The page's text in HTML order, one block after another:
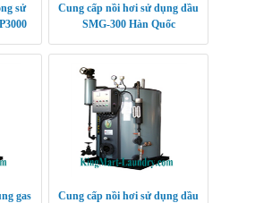
sử
Cung cấp nồi hơi sử dụng dầu
SMG-300 Hàn Quốc
gas
Cung cấp nồi hơi sử dụng dầu